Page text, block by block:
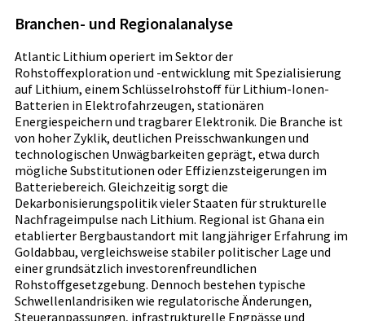
Branchen- und Regionalanalyse
Atlantic Lithium operiert im Sektor der
Rohstoffexploration und -entwicklung mit Spezialisierung
auf Lithium, einem Schlüsselrohstoff für Lithium-Ionen-
Batterien in Elektrofahrzeugen, stationären
Energiespeichern und tragbarer Elektronik. Die Branche ist
von hoher Zyklik, deutlichen Preisschwankungen und
technologischen Unwägbarkeiten geprägt, etwa durch
mögliche Substitutionen oder Effizienzsteigerungen im
Batteriebereich. Gleichzeitig sorgt die
Dekarbonisierungspolitik vieler Staaten für strukturelle
Nachfrageimpulse nach Lithium. Regional ist Ghana ein
etablierter Bergbaustandort mit langjähriger Erfahrung im
Goldabbau, vergleichsweise stabiler politischer Lage und
einer grundsätzlich investorenfreundlichen
Rohstoffgesetzgebung. Dennoch bestehen typische
Schwellenlandrisiken wie regulatorische Änderungen,
Steueranpassungen, infrastrukturelle Engpässe und